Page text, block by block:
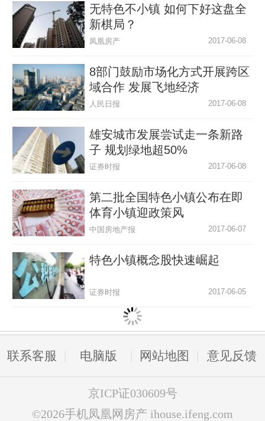
无特色不小镇 如何下好这盘全
新棋局？
凤凰房产 2017-06-08
8部门鼓励市场化方式开展跨区
域合作 发展飞地经济
人民日报 2017-06-08
雄安城市发展尝试走一条新路
子 规划绿地超50%
证券时报 2017-06-08
第二批全国特色小镇公布在即
体育小镇迎政策风
中国房地产报 2017-06-07
特色小镇概念股快速崛起
证券时报 2017-06-05
联系客服 电脑版 网站地图 意见反馈
京ICP证030609号
©2026手机凤凰网房产 ihouse.ifeng.com